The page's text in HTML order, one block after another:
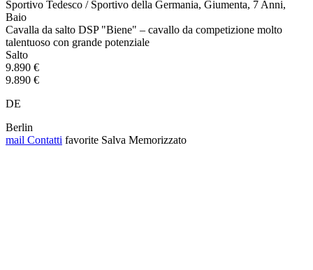
Sportivo Tedesco / Sportivo della Germania, Giumenta, 7 Anni,
Baio
Cavalla da salto DSP "Biene" – cavallo da competizione molto
talentuoso con grande potenziale
Salto
9.890 €
9.890 €
DE
Berlin
mail Contatti favorite Salva Memorizzato